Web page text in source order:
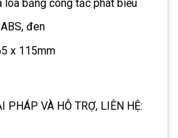
loa bằng công tắc phát biểu
đen
x 115mm
PHÁP VÀ HỖ TRỢ, LIÊN HỆ: